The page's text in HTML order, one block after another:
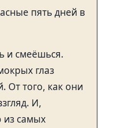
пять дней в
и смеёшься.
глаз
От того, как они
И,
из самых